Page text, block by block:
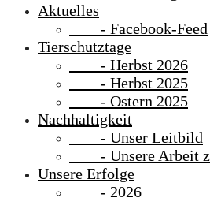
Aktuelles
- Facebook-Feed
Tierschutztage
- Herbst 2026
- Herbst 2025
- Ostern 2025
Nachhaltigkeit
- Unser Leitbild
- Unsere Arbeit
Unsere Erfolge
- 2026